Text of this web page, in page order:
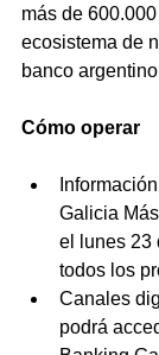
más de
ecosistema de
banco
Cómo operar
Galicia
el lunes 23
todos los
Canales
podrá